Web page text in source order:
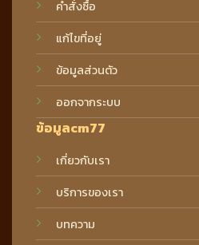
คำสั่งซื้อ
แก้ไขที่อยู่
ข้อมูลส่วนตัว
ออกจากระบบ
ข้อมูลcm77
เกี่ยวกับเรา
บริการของเรา
บทความ